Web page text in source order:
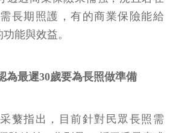
長期照護，有的商業保險能給
能與效益。
為最遲30歲要為長照做準備
蘩指出，目前針對民眾長照需